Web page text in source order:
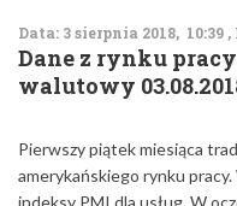
Data: 3 sierpnia 2018,
Dane z rynku
walutowy
Pierwszy piątek miesiąca
amerykańskiego rynku
indeksy PMI dla usług. W